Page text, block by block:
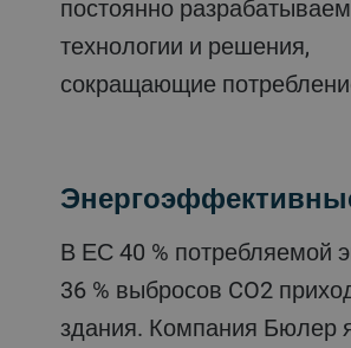
постоянно
технологии и решения,
сокращающие
В ЕС 40 % потребляемой энергии и
36 % выбросов CO2
здания. Компания Бюлер